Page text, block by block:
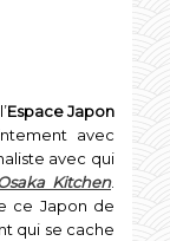
Espace Japon
avec
avec qui
Kitchen.
ce Japon de
qui se cache